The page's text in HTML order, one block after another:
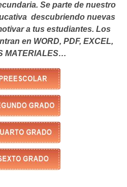
Se parte de nuestro
descubriendo nuevas
a tus estudiantes. Los
en WORD, PDF, EXCEL,
MATERIALES…